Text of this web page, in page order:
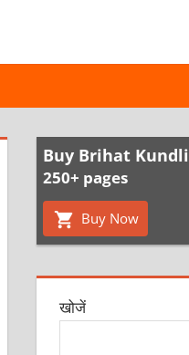
Buy Brihat Kundli
250+ pages
Buy Now
खोजें